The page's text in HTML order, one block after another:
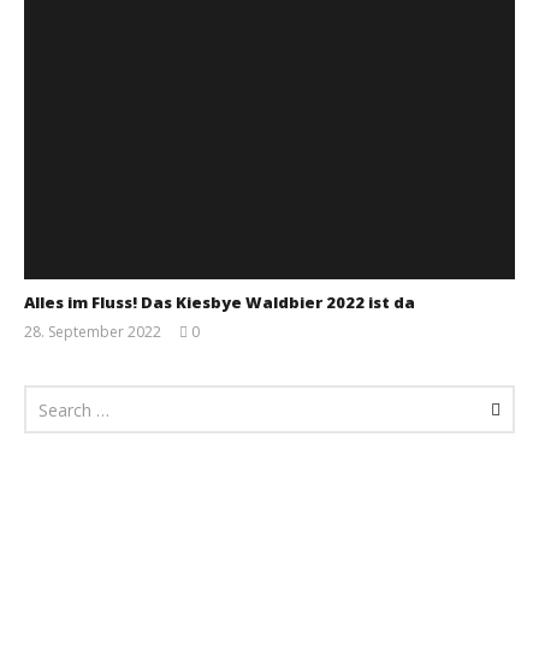
Alles im Fluss! Das Kiesbye Waldbier 2022 ist da
28. September 2022
0